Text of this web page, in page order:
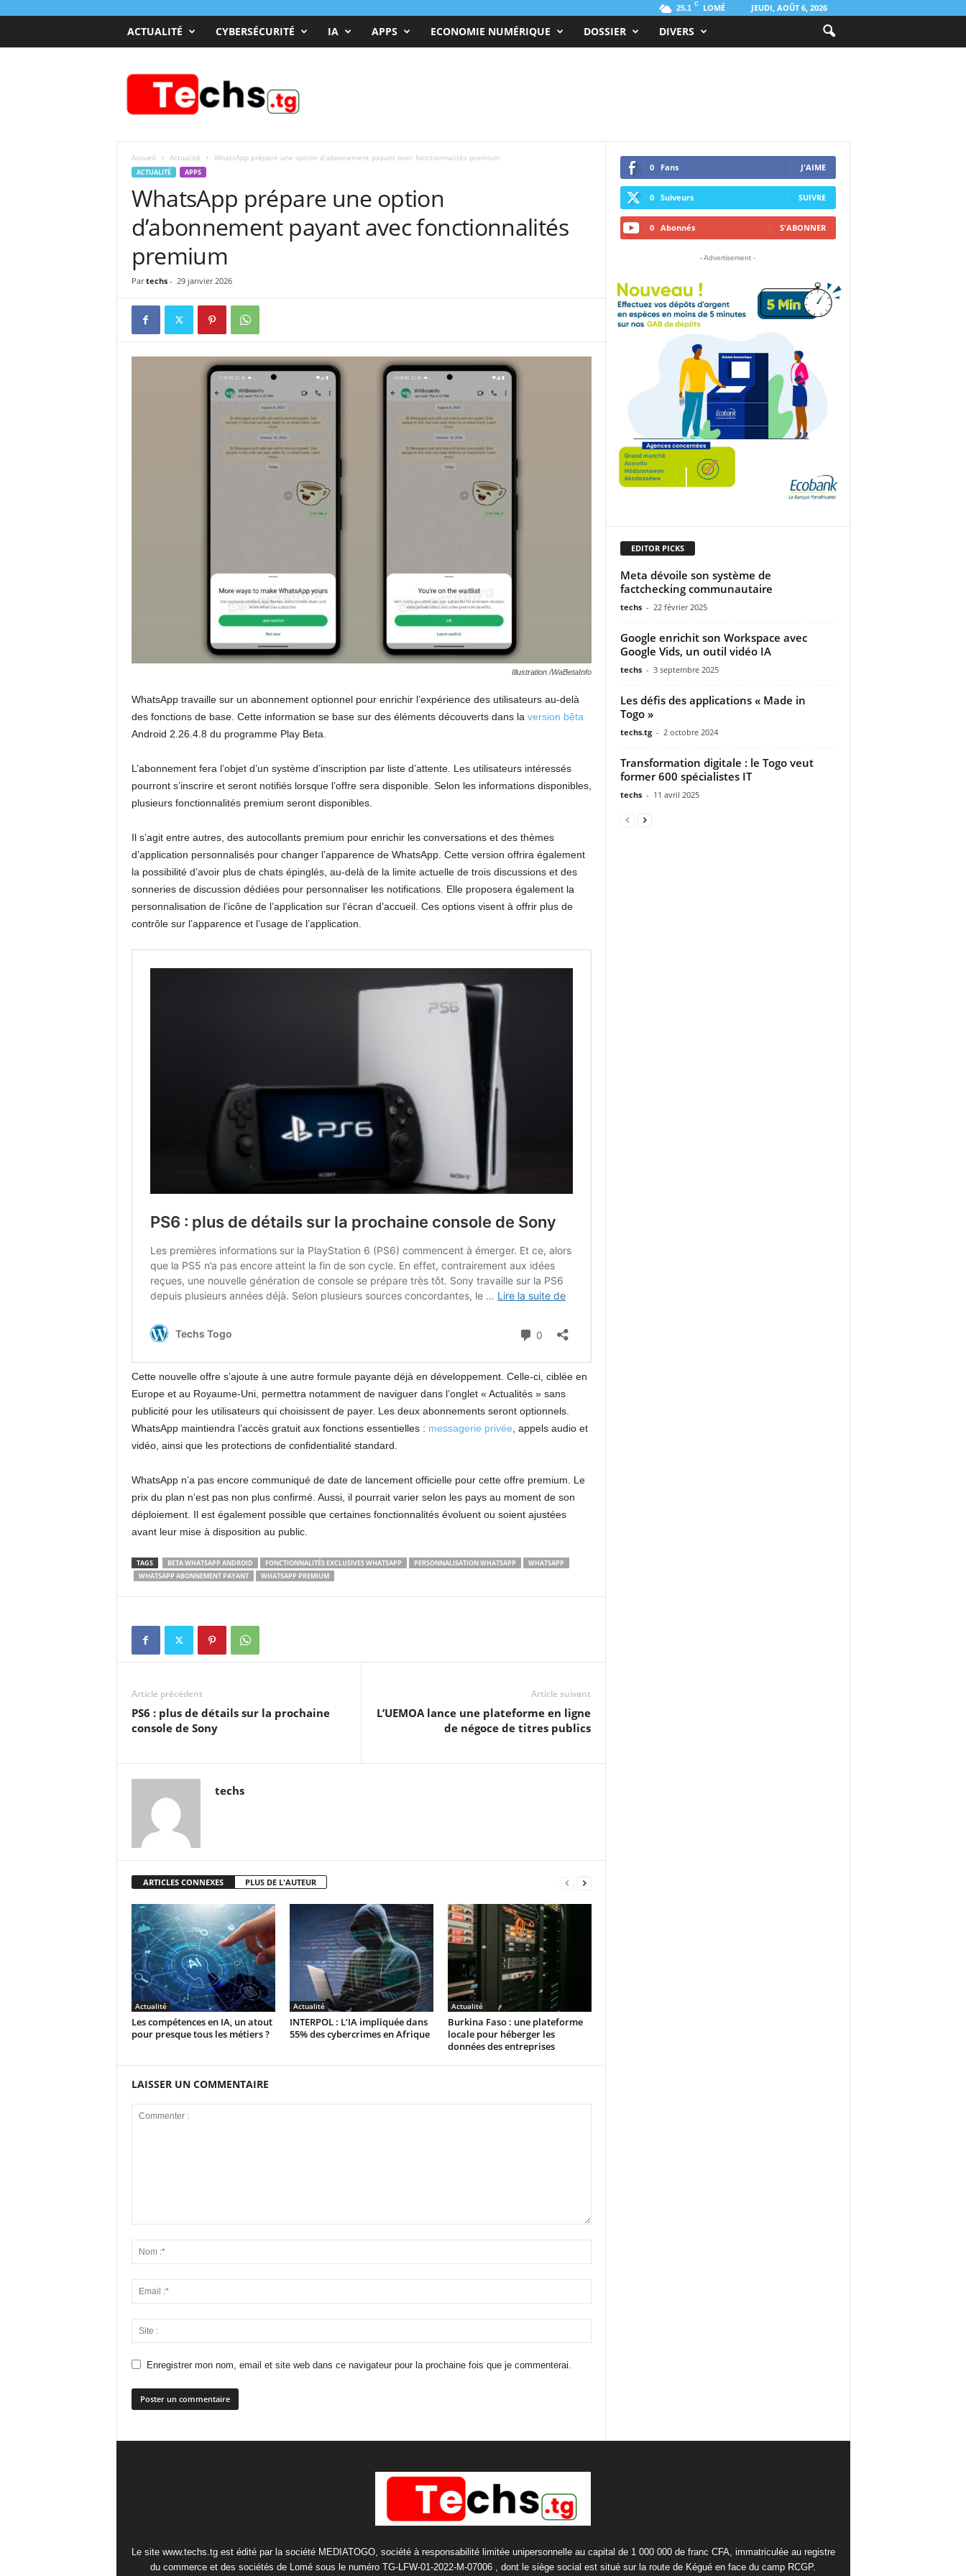
25.1 C LOMÉ JEUDI, AOÛT 6, 2026
ACTUALITÉ CYBERSÉCURITÉ IA APPS ECONOMIE NUMÉRIQUE DOSSIER DIVERS
Accueil Actualité WhatsApp prépare une option d’abonnement payant avec fonctionnalités premium
ACTUALITÉ APPS
WhatsApp prépare une option
d’abonnement payant avec fonctionnalités
premium
Par techs- 29 janvier 2026
Illustration /WaBetaInfo
WhatsApp travaille sur un abonnement optionnel pour enrichir l’expérience des utilisateurs au-delà
des fonctions de base. Cette information se base sur des éléments découverts dans la version bêta
Android 2.26.4.8 du programme Play Beta.
L’abonnement fera l’objet d’un système d’inscription par liste d’attente. Les utilisateurs intéressés
pourront s’inscrire et seront notifiés lorsque l’offre sera disponible. Selon les informations disponibles,
plusieurs fonctionnalités premium seront disponibles.
Il s’agit entre autres, des autocollants premium pour enrichir les conversations et des thèmes
d’application personnalisés pour changer l’apparence de WhatsApp. Cette version offrira également
la possibilité d’avoir plus de chats épinglés, au-delà de la limite actuelle de trois discussions et des
sonneries de discussion dédiées pour personnaliser les notifications. Elle proposera également la
personnalisation de l’icône de l’application sur l’écran d’accueil. Ces options visent à offrir plus de
contrôle sur l’apparence et l’usage de l’application.
Cette nouvelle offre s’ajoute à une autre formule payante déjà en développement. Celle-ci, ciblée en
Europe et au Royaume-Uni, permettra notamment de naviguer dans l’onglet « Actualités » sans
publicité pour les utilisateurs qui choisissent de payer. Les deux abonnements seront optionnels.
WhatsApp maintiendra l’accès gratuit aux fonctions essentielles : messagerie privée , appels audio et
vidéo, ainsi que les protections de confidentialité standard.
WhatsApp n’a pas encore communiqué de date de lancement officielle pour cette offre premium. Le
prix du plan n’est pas non plus confirmé. Aussi, il pourrait varier selon les pays au moment de son
déploiement. Il est également possible que certaines fonctionnalités évoluent ou soient ajustées
avant leur mise à disposition au public.
TAGS BETA WHATSAPP ANDROID FONCTIONNALITÉS EXCLUSIVES WHATSAPP PERSONNALISATION WHATSAPP
WHATSAPP
WHATSAPP ABONNEMENT PAYANT
WHATSAPP PREMIUM
Article précédent
PS6 : plus de détails sur la prochaine
console de Sony
Article suivant
L’UEMOA lance une plateforme en ligne
de négoce de titres publics
techs
ARTICLES CONNEXES PLUS DE L'AUTEUR
Actualité
Les compétences en IA, un atout
pour presque tous les métiers ?
Actualité
INTERPOL : L’IA impliquée dans
55% des cybercrimes en Afrique
Actualité
Burkina Faso : une plateforme
locale pour héberger les
données des entreprises
LAISSER UN COMMENTAIRE
Enregistrer mon nom, email et site web dans ce navigateur pour la prochaine fois que je commenterai.
0 Fans J'AIME
0 Suiveurs SUIVRE
0 Abonnés S'ABONNER
- Advertisement -
EDITOR PICKS
Meta dévoile son système de
factchecking communautaire
techs - 22 février 2025
Google enrichit son Workspace avec
Google Vids, un outil vidéo IA
techs - 3 septembre 2025
Les défis des applications « Made in
Togo »
techs.tg - 2 octobre 2024
Transformation digitale : le Togo veut
former 600 spécialistes IT
techs - 11 avril 2025
Le site www.techs.tg est édité par la société MEDIATOGO, société à responsabilité limitée unipersonnelle au capital de 1 000 000 de franc CFA, immatriculée au registre
du commerce et des sociétés de Lomé sous le numéro TG-LFW-01-2022-M-07006 , dont le siège social est situé sur la route de Kégué en face du camp RCGP.